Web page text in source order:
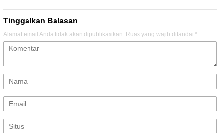
Tinggalkan Balasan
Alamat email Anda tidak akan dipublikasikan. Ruas yang wajib ditandai *